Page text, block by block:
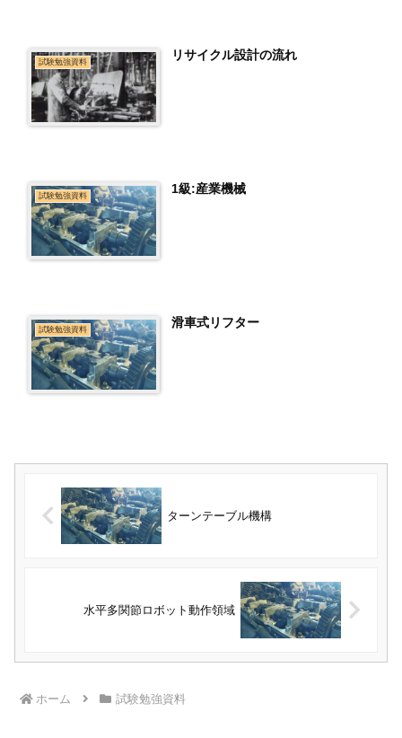
試験勉強資料 リサイクル設計の流れ
試験勉強資料 1級:産業機械
試験勉強資料 滑車式リフター
ターンテーブル機構
水平多関節ロボット動作領域
ホーム 試験勉強資料